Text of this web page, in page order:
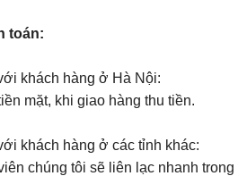
toán:
khách hàng ở Hà Nội:
mặt, khi giao hàng thu tiền.
khách hàng ở các tỉnh khác:
chúng tôi sẽ liên lạc nhanh